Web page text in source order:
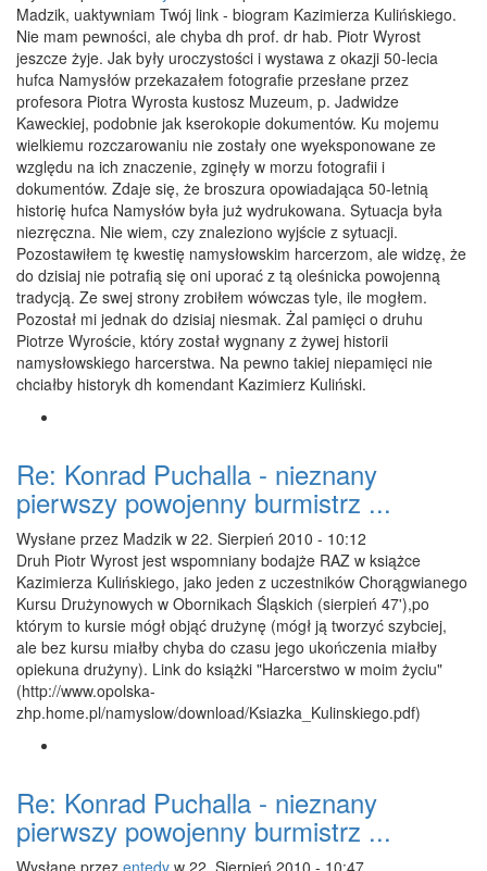
Madzik, uaktywniam Twój link - biogram Kazimierza Kulińskiego.
Nie mam pewności, ale chyba dh prof. dr hab. Piotr Wyrost
jeszcze żyje. Jak były uroczystości i wystawa z okazji 50-lecia
hufca Namysłów przekazałem fotografie przesłane przez
profesora Piotra Wyrosta kustosz Muzeum, p. Jadwidze
Kaweckiej, podobnie jak kserokopie dokumentów. Ku mojemu
wielkiemu rozczarowaniu nie zostały one wyeksponowane ze
względu na ich znaczenie, zginęły w morzu fotografii i
dokumentów. Zdaje się, że broszura opowiadająca 50-letnią
historię hufca Namysłów była już wydrukowana. Sytuacja była
niezręczna. Nie wiem, czy znaleziono wyjście z sytuacji.
Pozostawiłem tę kwestię namysłowskim harcerzom, ale widzę, że
do dzisiaj nie potrafią się oni uporać z tą oleśnicka powojenną
tradycją. Ze swej strony zrobiłem wówczas tyle, ile mogłem.
Pozostał mi jednak do dzisiaj niesmak. Żal pamięci o druhu
Piotrze Wyroście, który został wygnany z żywej historii
namysłowskiego harcerstwa. Na pewno takiej niepamięci nie
chciałby historyk dh komendant Kazimierz Kuliński.
Re: Konrad Puchalla - nieznany
pierwszy powojenny burmistrz ...
Wysłane przez Madzik w 22. Sierpień 2010 - 10:12
Druh Piotr Wyrost jest wspomniany bodajże RAZ w książce
Kazimierza Kulińskiego, jako jeden z uczestników Chorągwianego
Kursu Drużynowych w Obornikach Śląskich (sierpień 47'),po
którym to kursie mógł objąć drużynę (mógł ją tworzyć szybciej,
ale bez kursu miałby chyba do czasu jego ukończenia miałby
opiekuna drużyny). Link do książki "Harcerstwo w moim życiu"
(http://www.opolska-
zhp.home.pl/namyslow/download/Ksiazka_Kulinskiego.pdf)
Re: Konrad Puchalla - nieznany
pierwszy powojenny burmistrz ...
Wysłane przez entedy w 22. Sierpień 2010 - 10:47